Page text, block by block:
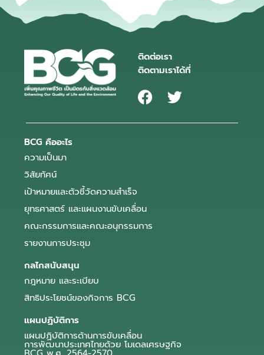
ติดต่อเรา
ติดตามเราได้ที่
BCG คืออะไร
ความเป็นมา
วิสัยทัศน์
เป้าหมายและตัวชี้วัดความสำเร็จ
ยุทธศาสตร์ และแผนงานขับเคลื่อน
คณะกรรมการและคณะอนุกรรมการ
รายงานการประชุม
กลไกสนับสนุน
กฎหมาย และระเบียบ
สิทธิประโยชน์ของกิจการ BCG
แผนปฏิบัติการ
แผนปฏิบัติการด้านการขับเคลื่อน
การพัฒนาประเทศไทยด้วย โมเดลเศรษฐกิจ